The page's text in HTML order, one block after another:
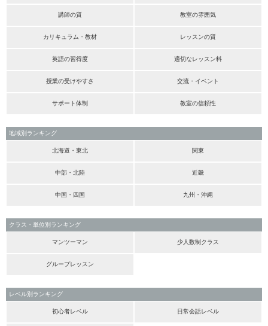
講師の質 教室の雰囲気
カリキュラム・教材 レッスンの質
英語の習得度 適切なレッスン料
授業の受けやすさ 交流・イベント
サポート体制 教室の信頼性
地域別ランキング
北海道・東北 関東
中部・北陸 近畿
中国・四国 九州・沖縄
クラス・単位別ランキング
マンツーマン 少人数制クラス
グループレッスン
レベル別ランキング
初心者レベル 日常会話レベル